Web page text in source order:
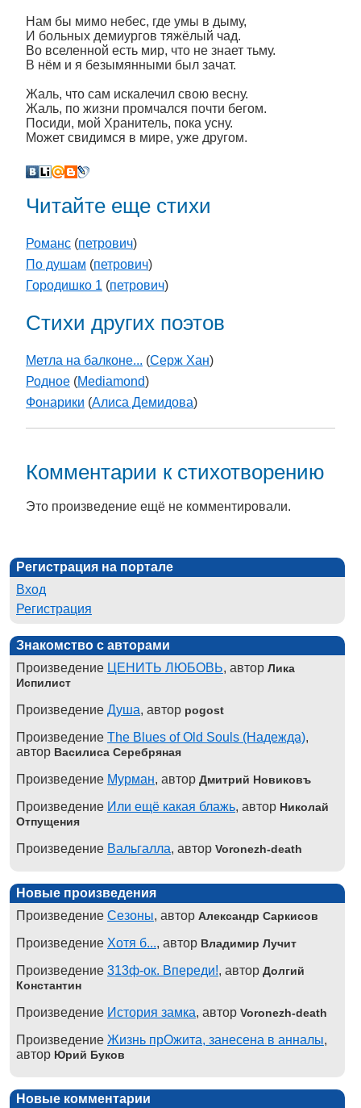
Нам бы мимо небес, где умы в дыму,
И больных демиургов тяжёлый чад.
Во вселенной есть мир, что не знает тьму.
В нём и я безымянными был зачат.
Жаль, что сам искалечил свою весну.
Жаль, по жизни промчался почти бегом.
Посиди, мой Хранитель, пока усну.
Может свидимся в мире, уже другом.
Читайте еще стихи
Романс (петрович)
По душам (петрович)
Городишко 1 (петрович)
Стихи других поэтов
Метла на балконе... (Серж Хан)
Родное (Mediamond)
Фонарики (Алиса Демидова)
Комментарии к стихотворению
Это произведение ещё не комментировали.
Регистрация на портале
Вход
Регистрация
Знакомство с авторами
Произведение ЦЕНИТЬ ЛЮБОВЬ, автор Лика
Испилист
Произведение Душа, автор pogost
Произведение The Blues of Old Souls (Надежда),
автор Василиса Серебряная
Произведение Мурман, автор Дмитрий Новиковъ
Произведение Или ещё какая блажь, автор Николай
Отпущения
Произведение Вальгалла, автор Voronezh-death
Новые произведения
Произведение Сезоны, автор Александр Саркисов
Произведение Хотя б..., автор Владимир Лучит
Произведение 313ф-ок. Впереди!, автор Долгий
Константин
Произведение История замка, автор Voronezh-death
Произведение Жизнь прОжита, занесена в анналы,
автор Юрий Буков
Новые комментарии